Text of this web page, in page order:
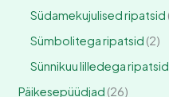
Südamekujulised ripatsid
Sümbolitega ripatsid 2
Sünnikuu lilledega ripatsid
Päikesepüüdjad 26